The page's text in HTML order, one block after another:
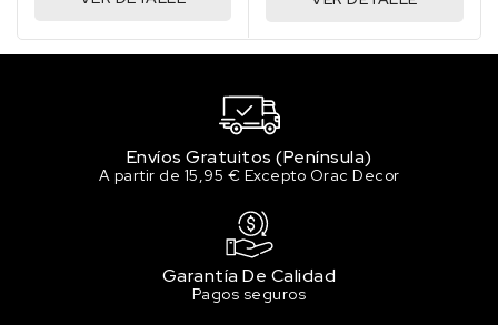
Envíos Gratuitos (Península)
A partir de 15,95 € Excepto Orac Decor
Garantía De Calidad
Pagos seguros